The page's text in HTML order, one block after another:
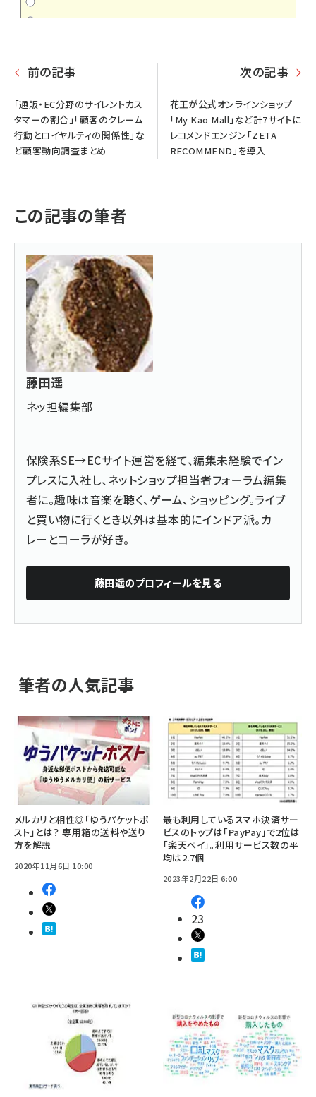
前の記事
「通販・EC分野のサイレントカス
タマーの割合」「顧客のクレーム
行動とロイヤルティの関係性」な
ど顧客動向調査まとめ
次の記事
花王が公式オンラインショップ
「My Kao Mall」など計7サイトに
レコメンドエンジン「ZETA
RECOMMEND」を導入
この記事の筆者
藤田遥
ネッ担編集部
保険系SE→ECサイト運営を経て、編集未経験でイン
プレスに入社し、ネットショップ担当者フォーラム編集
者に。趣味は音楽を聴く、ゲーム、ショッピング。ライブ
と買い物に行くとき以外は基本的にインドア派。カ
レーとコーラが好き。
藤田遥のプロフィールを見る
筆者の人気記事
メルカリと相性◎「ゆうパケットポ
スト」とは？ 専用箱の送料や送り
方を解説
2020年11月6日 10:00
最も利用しているスマホ決済サー
ビスのトップは「PayPay」で2位は
「楽天ペイ」。利用サービス数の平
均は2.7個
2023年2月22日 6:00
23